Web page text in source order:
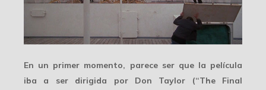
En un primer momento, parece ser que la película
iba a ser dirigida por Don Taylor (“The Final